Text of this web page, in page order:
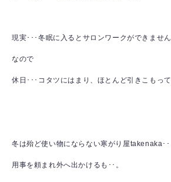
現実･･･冬眠に入るとサロンワークができません
なので
休日･･･コタツにはまり、ほとんど引きこもっ
冬は殆ど使い物にならない寒がり屋takenaka･･
用事を頼まれ外へ出かけるも･･。